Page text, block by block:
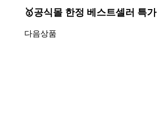
🥇공식몰 한정 베스트셀러 특가
다음상품